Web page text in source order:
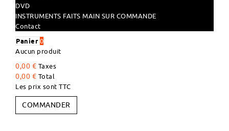
DVD
INSTRUMENTS FAITS MAIN SUR COMMANDE
Contact
Panier 0
Aucun produit
0,00 € Taxes
0,00 € Total
Les prix sont TTC
COMMANDER